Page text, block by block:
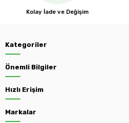
Kolay İade ve Değişim
Kategoriler
Önemli Bilgiler
Hızlı Erişim
Markalar